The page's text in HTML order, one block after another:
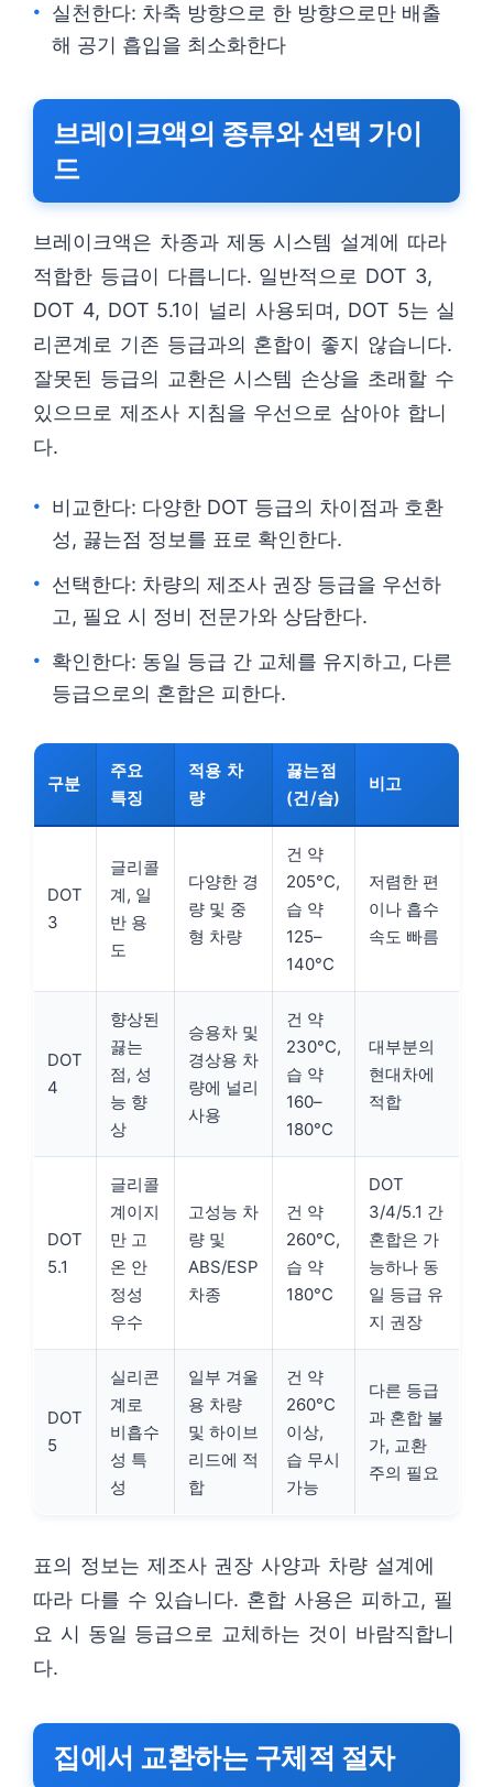
실천한다: 차축 방향으로 한 방향으로만 배출
해 공기 흡입을 최소화한다
브레이크액의 종류와 선택 가이
드
브레이크액은 차종과 제동 시스템 설계에 따라
적합한 등급이 다릅니다. 일반적으로 DOT 3,
DOT 4, DOT 5.1이 널리 사용되며, DOT 5는 실
리콘계로 기존 등급과의 혼합이 좋지 않습니다.
잘못된 등급의 교환은 시스템 손상을 초래할 수
있으므로 제조사 지침을 우선으로 삼아야 합니
다.
비교한다: 다양한 DOT 등급의 차이점과 호환
성, 끓는점 정보를 표로 확인한다.
선택한다: 차량의 제조사 권장 등급을 우선하
고, 필요 시 정비 전문가와 상담한다.
확인한다: 동일 등급 간 교체를 유지하고, 다른
등급으로의 혼합은 피한다.
구분
주요
특징
적용 차
량
끓는점
(건/습)
비고
DOT
3
글리콜
계, 일
반 용
도
다양한 경
량 및 중
형 차량
건 약
205°C,
습 약
125–
140°C
저렴한 편
이나 흡수
속도 빠름
DOT
4
향상된
끓는
점, 성
능 향
상
승용차 및
경상용 차
량에 널리
사용
건 약
230°C,
습 약
160–
180°C
대부분의
현대차에
적합
DOT
5.1
글리콜
계이지
만 고
온 안
정성
우수
고성능 차
량 및
ABS/ESP
차종
건 약
260°C,
습 약
180°C
DOT
3/4/5.1 간
혼합은 가
능하나 동
일 등급 유
지 권장
DOT
5
실리콘
계로
비흡수
성 특
성
일부 겨울
용 차량
및 하이브
리드에 적
합
건 약
260°C
이상,
습 무시
가능
다른 등급
과 혼합 불
가, 교환
주의 필요
표의 정보는 제조사 권장 사양과 차량 설계에
따라 다를 수 있습니다. 혼합 사용은 피하고, 필
요 시 동일 등급으로 교체하는 것이 바람직합니
다.
집에서 교환하는 구체적 절차